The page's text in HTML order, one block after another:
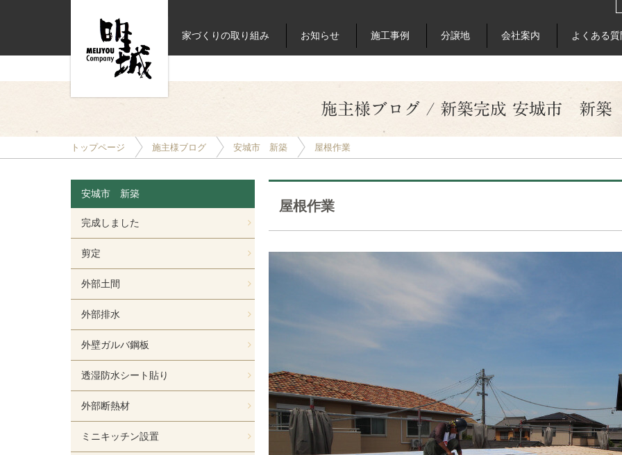
家づくりの取り組み お知らせ 施工事例 分譲地 会社案内 よくある質
施主様ブログ / 新築完成 安城市 新築
トップページ 施主様ブログ 安城市 新築 屋根作業
屋根作業
安城市 新築
完成しました
剪定
外部土間
外部排水
外壁ガルバ鋼板
透湿防水シート貼り
外部断熱材
ミニキッチン設置